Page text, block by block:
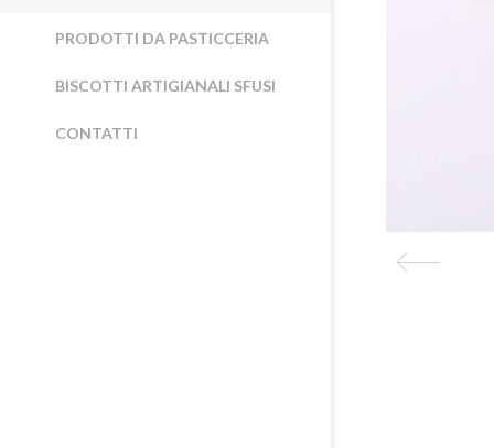
PRODOTTI DA PASTICCERIA
BISCOTTI ARTIGIANALI SFUSI
CONTATTI